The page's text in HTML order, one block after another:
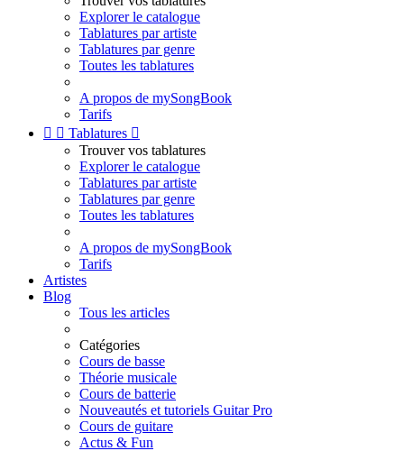
Explorer le catalogue
Tablatures par artiste
Tablatures par genre
Toutes les tablatures
A propos de mySongBook
Tarifs
  Tablatures 
Trouver vos tablatures
Explorer le catalogue
Tablatures par artiste
Tablatures par genre
Toutes les tablatures
A propos de mySongBook
Tarifs
Artistes
Blog
Tous les articles
Catégories
Cours de basse
Théorie musicale
Cours de batterie
Nouveautés et tutoriels Guitar Pro
Cours de guitare
Actus & Fun